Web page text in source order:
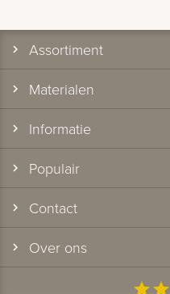
Assortiment
Materialen
Informatie
Populair
Contact
Over ons
starstar